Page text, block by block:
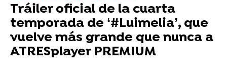
Tráiler oficial de la cuarta
temporada de ‘#Luimelia’, que
vuelve más grande que nunca a
ATRESplayer PREMIUM